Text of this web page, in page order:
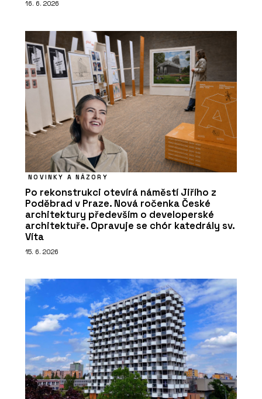
16. 6. 2026
NOVINKY A NÁZORY
Po rekonstrukci otevírá náměstí Jiřího z
Poděbrad v Praze. Nová ročenka České
architektury především o developerské
architektuře. Opravuje se chór katedrály sv.
Víta
15. 6. 2026